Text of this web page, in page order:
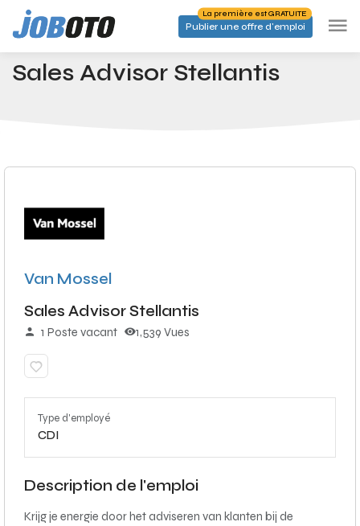
Skip to main content
Publier une offre d'emploi
La première est GRATUITE
Accueil Emplois Sales Advisor Stellantis
Sales Advisor Stellantis
Van Mossel
Sales Advisor Stellantis
1 Poste vacant 1,539 Vues
Type d'employé
CDI
Description de l'emploi
Krijg je energie door het adviseren van klanten bij de